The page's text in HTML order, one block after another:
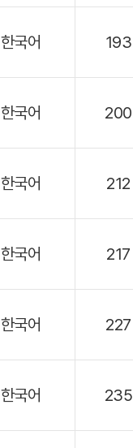
한국어 193
한국어 200
한국어 212
한국어 217
한국어 227
한국어 235